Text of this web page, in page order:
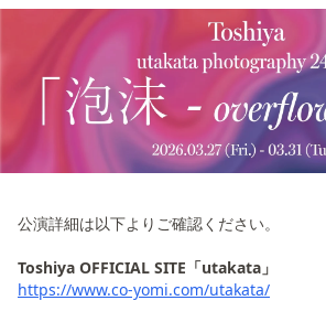
公演詳細は以下よりご確認ください。
Toshiya OFFICIAL SITE「utakata」
https://www.co-yomi.com/utakata/